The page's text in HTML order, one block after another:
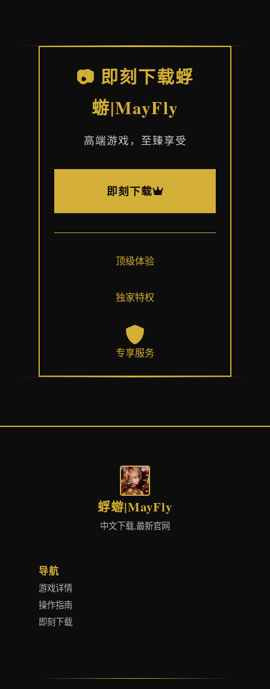
📷 即刻下载蜉
蝣|MayFly
高端游戏，至臻享受
即刻下载
顶级体验
独家特权
专享服务
蜉蝣|MayFly
中文下载,最新官网
导航
游戏详情
操作指南
即刻下载